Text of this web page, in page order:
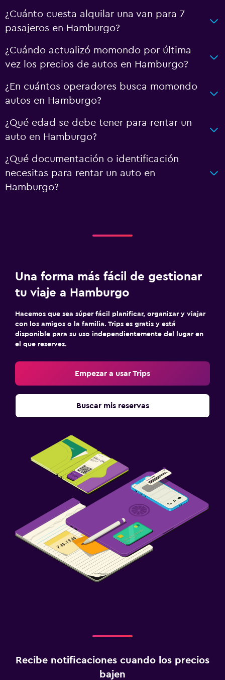
¿Cuánto cuesta alquilar una van para 7
pasajeros en Hamburgo?
¿Cuándo actualizó momondo por última
vez los precios de autos en Hamburgo?
¿En cuántos operadores busca momondo
autos en Hamburgo?
¿Qué edad se debe tener para rentar un
auto en Hamburgo?
¿Qué documentación o identificación
necesitas para rentar un auto en
Hamburgo?
Una forma más fácil de gestionar
tu viaje a Hamburgo
Hacemos que sea súper fácil planificar, organizar y viajar
con los amigos o la familia. Trips es gratis y está
disponible para su uso independientemente del lugar en
el que reserves.
Empezar a usar Trips
Buscar mis reservas
Recibe notificaciones cuando los precios
bajen